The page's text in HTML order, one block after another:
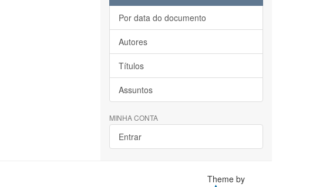
Por data do documento
Autores
Títulos
Assuntos
MINHA CONTA
Entrar
Theme by